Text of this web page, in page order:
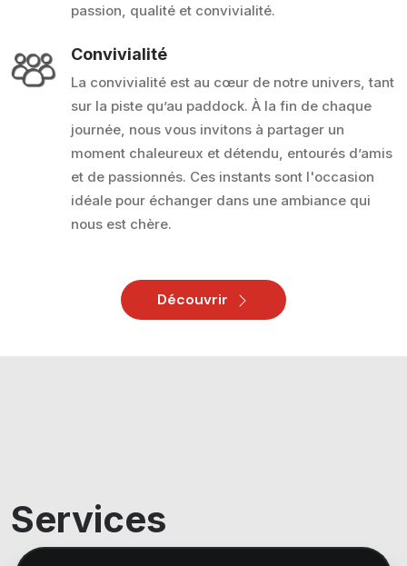
passion, qualité et convivialité.
Convivialité
La convivialité est au cœur de notre univers, tant
sur la piste qu’au paddock. À la fin de chaque
journée, nous vous invitons à partager un
moment chaleureux et détendu, entourés d’amis
et de passionnés. Ces instants sont l'occasion
idéale pour échanger dans une ambiance qui
nous est chère.
Découvrir
Services